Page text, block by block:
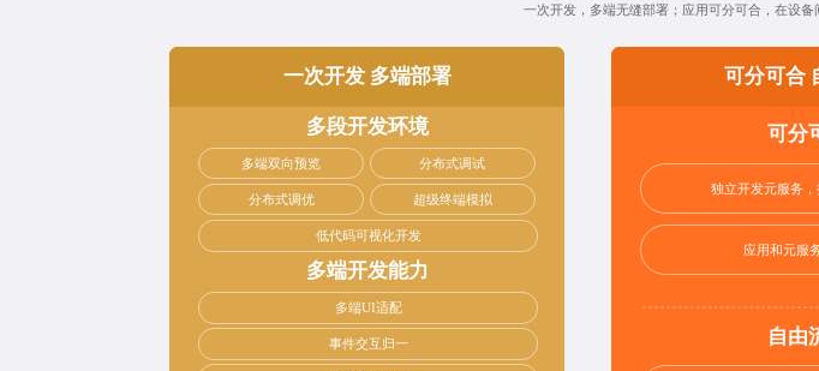
一次开发，多端无缝部署；应用可分可合，在设
一次开发 多端部署
多段开发环境
多端双向预览 分布式调试
分布式调优 超级终端模拟
低代码可视化开发
多端开发能力
多端UI适配
事件交互归一
可分可合
可分
独立开发元服务
应用和元服
自由